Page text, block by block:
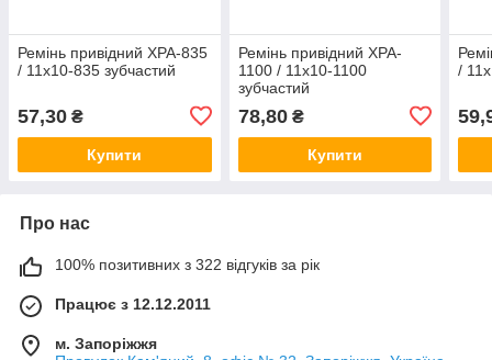
Ремінь привідний ХPA-835
/ 11x10-835 зубчастий
57,30 ₴
Купити
Ремінь привідний ХPA-
1100 / 11x10-1100
зубчастий
78,80₴
Купити
/
Про нас
100% позитивних з 322 відгуків за рік
Працює з 12.12.2011
м. Запоріжжя